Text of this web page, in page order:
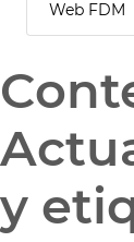
Web FDM
y